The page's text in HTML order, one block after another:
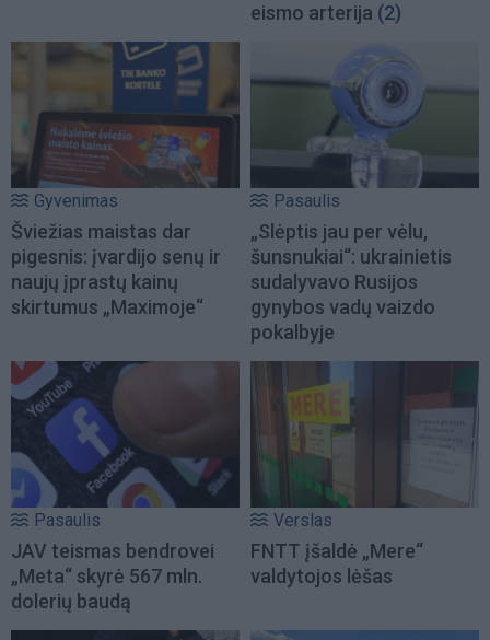
eismo arterija (2)
Gyvenimas
Šviežias maistas dar
pigesnis: įvardijo senų ir
naujų įprastų kainų
skirtumus „Maximoje“
Pasaulis
„Slėptis jau per vėlu,
šunsnukiai“: ukrainietis
sudalyvavo Rusijos
gynybos vadų vaizdo
pokalbyje
Pasaulis
JAV teismas bendrovei
„Meta“ skyrė 567 mln.
dolerių baudą
Verslas
FNTT įšaldė „Mere“
valdytojos lėšas